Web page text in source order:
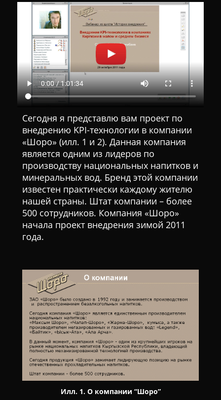
Сегодня я представлю вам проект по
внедрению KPI-технологии в компании
«Шоро» (илл. 1 и 2). Данная компания
является одним из лидеров по
производству национальных напитков и
минеральных вод. Бренд этой компании
известен практически каждому жителю
нашей страны. Штат компании – более
500 сотрудников. Компания «Шоро»
начала проект внедрения зимой 2011
года.
Илл. 1. О компании “Шоро”